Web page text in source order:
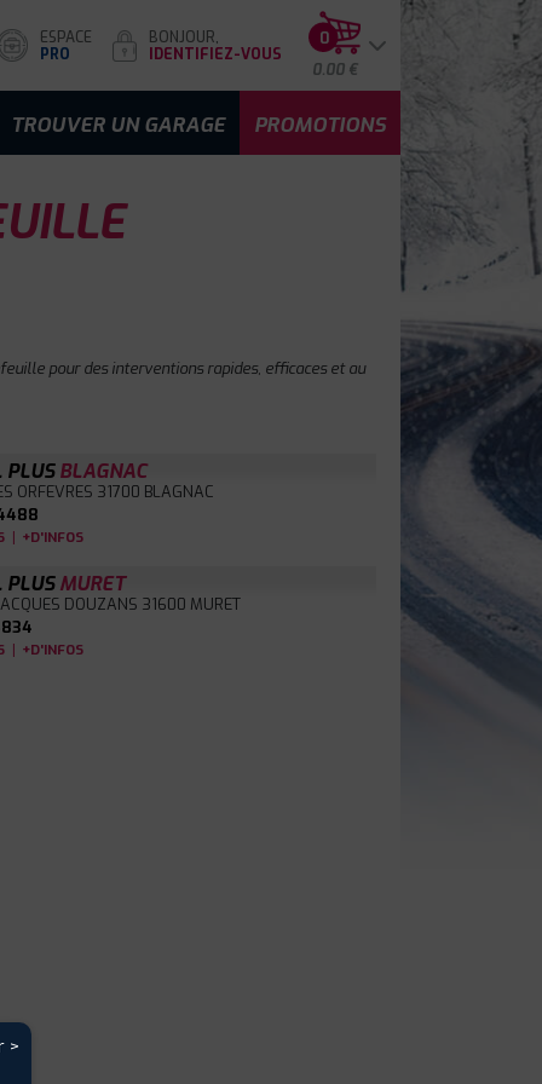
ESPACE
PRO
BONJOUR,
IDENTIFIEZ-VOUS
0
0.00 €
TROUVER UN GARAGE PROMOTIONS
pour des interventions rapides, efficaces et au
PLUSBLAGNAC
ORFEVRES 31700 BLAGNAC
| +D'INFOS
PLUSMURET
DOUZANS 31600 MURET
| +D'INFOS
>